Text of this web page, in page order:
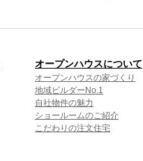
オープンハウスについて
オープンハウスの家づくり
地域ビルダーNo.1
自社物件の魅力
ショールームのご紹介
こだわりの注文住宅